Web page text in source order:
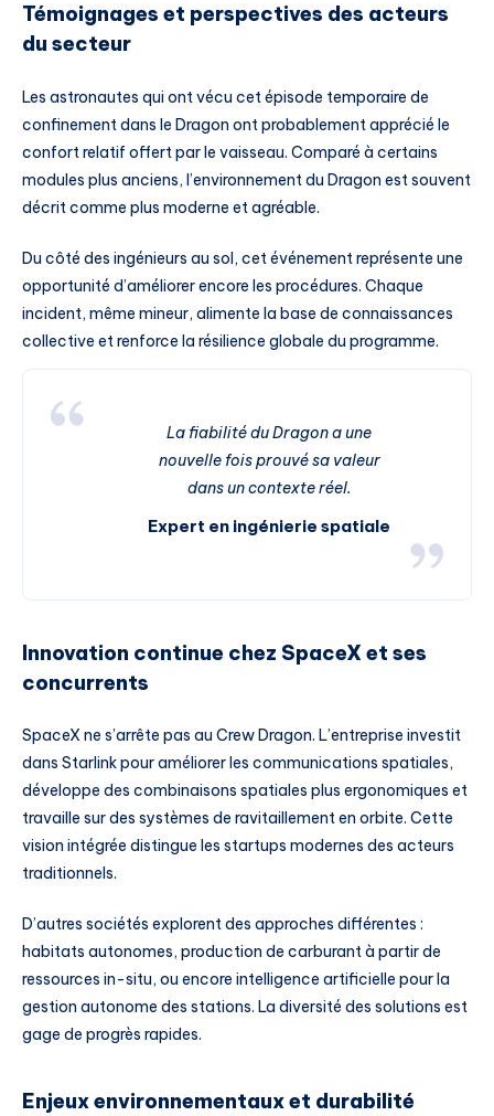
Témoignages et perspectives des acteurs
du secteur
Les astronautes qui ont vécu cet épisode temporaire de
confinement dans le Dragon ont probablement apprécié le
confort relatif offert par le vaisseau. Comparé à certains
modules plus anciens, l’environnement du Dragon est souvent
décrit comme plus moderne et agréable.
Du côté des ingénieurs au sol, cet événement représente une
opportunité d’améliorer encore les procédures. Chaque
incident, même mineur, alimente la base de connaissances
collective et renforce la résilience globale du programme.
La fiabilité du Dragon a une
nouvelle fois prouvé sa valeur
dans un contexte réel.
Expert en ingénierie spatiale
Innovation continue chez SpaceX et ses
concurrents
SpaceX ne s’arrête pas au Crew Dragon. L’entreprise investit
dans Starlink pour améliorer les communications spatiales,
développe des combinaisons spatiales plus ergonomiques et
travaille sur des systèmes de ravitaillement en orbite. Cette
vision intégrée distingue les startups modernes des acteurs
traditionnels.
D’autres sociétés explorent des approches différentes :
habitats autonomes, production de carburant à partir de
ressources in-situ, ou encore intelligence artificielle pour la
gestion autonome des stations. La diversité des solutions est
gage de progrès rapides.
Enjeux environnementaux et durabilité